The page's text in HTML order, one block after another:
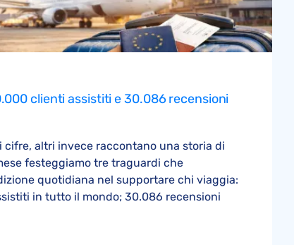
clienti assistiti e 30.086 recensioni
altri invece raccontano una storia di
festeggiamo tre traguardi che
quotidiana nel supportare chi viaggia:
in tutto il mondo; 30.086 recensioni